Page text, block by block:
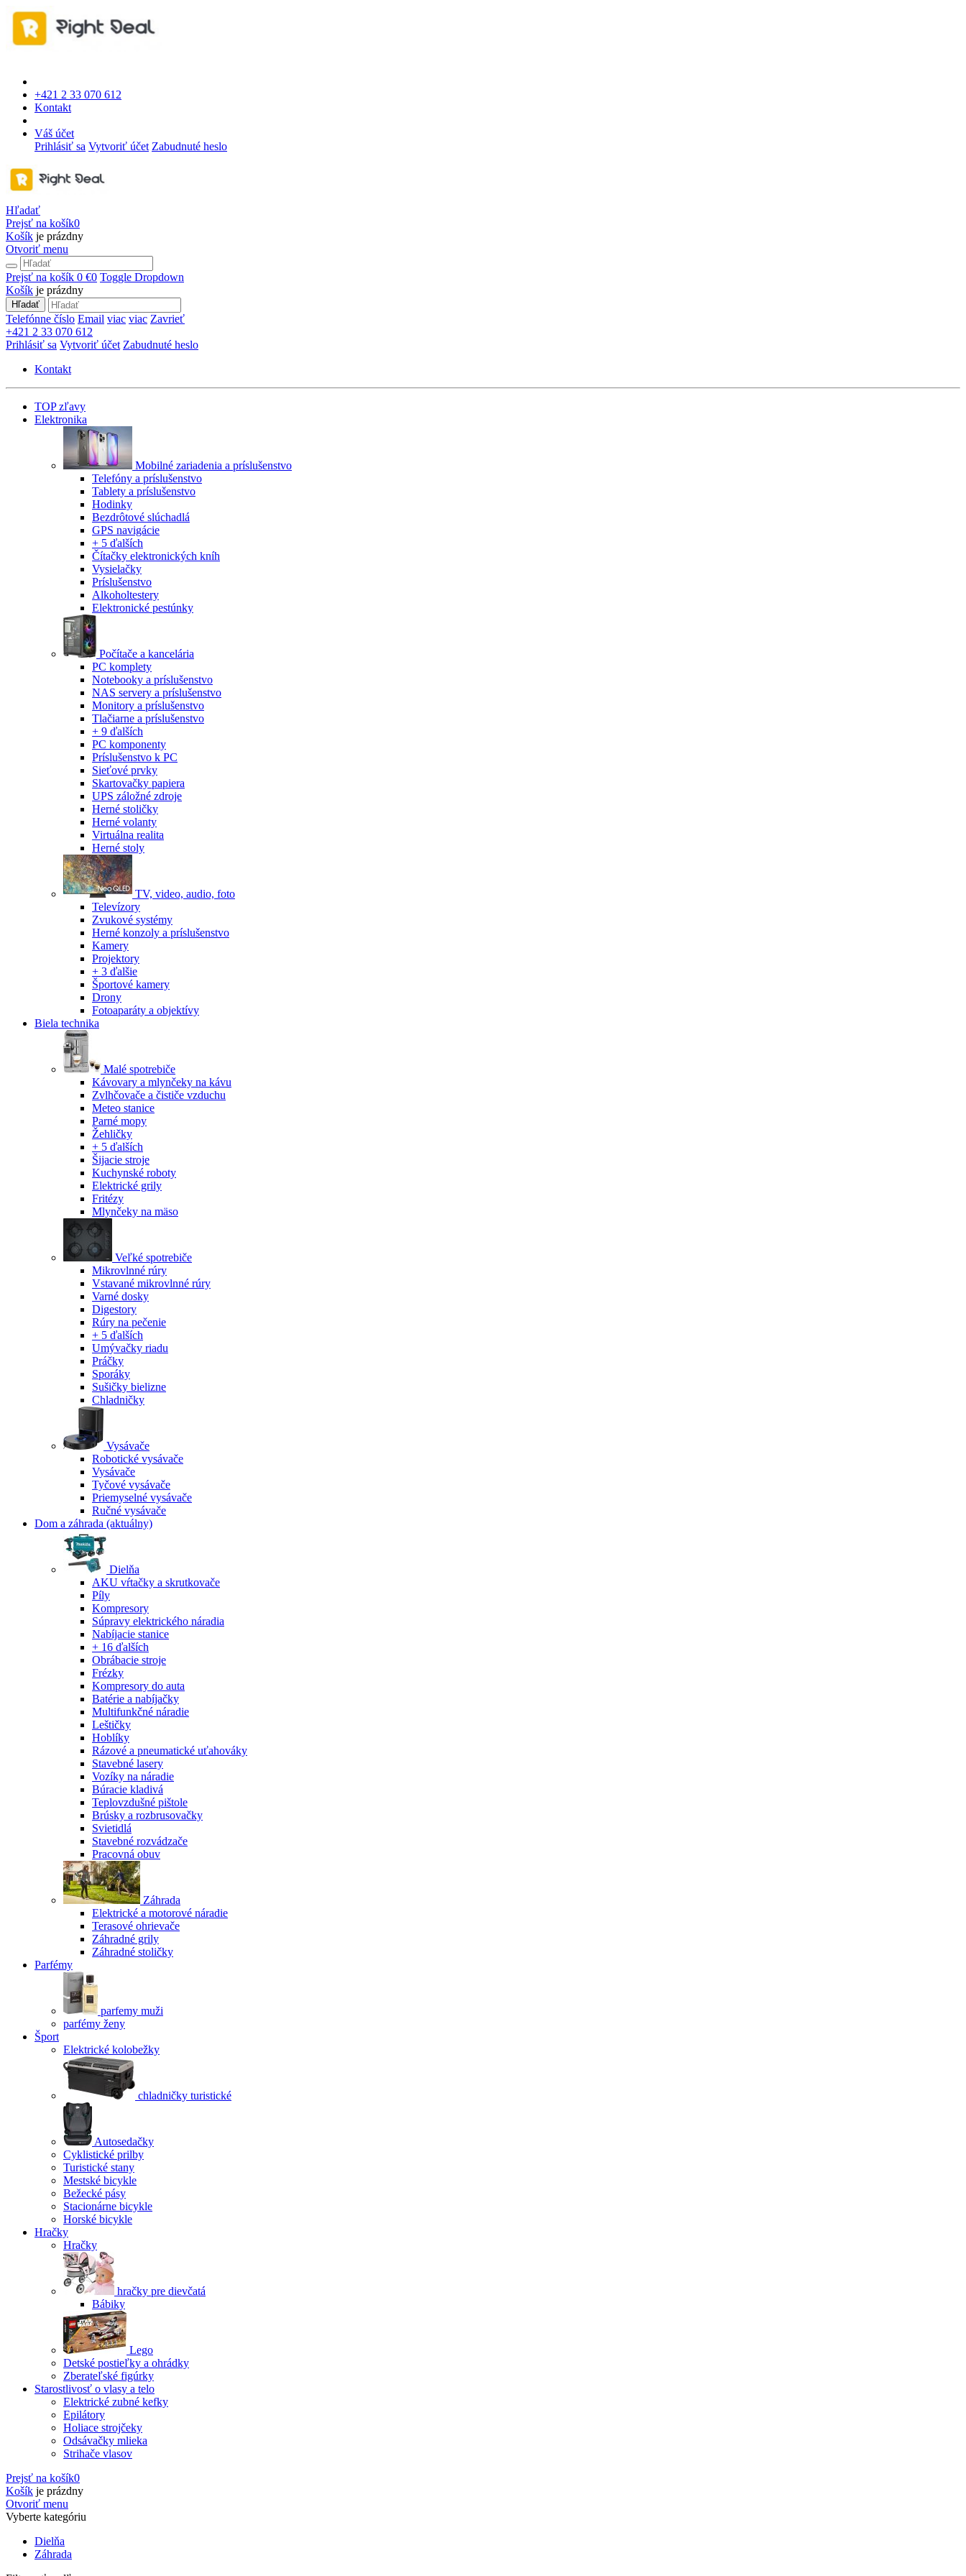
+421 2 33 070 612
Kontakt
Váš účet
Prihlásiť sa Vytvoriť účet Zabudnuté heslo
Hľadať
Prejsť na košík0
Košík je prázdny
Otvoriť menu
Prejsť na košík 0 €0 Toggle Dropdown
Košík je prázdny
Hľadať
Telefónne číslo Email viac viac Zavrieť
+421 2 33 070 612
Prihlásiť sa Vytvoriť účet Zabudnuté heslo
Kontakt
TOP zľavy
Elektronika
Mobilné zariadenia a príslušenstvo
Telefóny a príslušenstvo
Tablety a príslušenstvo
Hodinky
Bezdrôtové slúchadlá
GPS navigácie
+ 5 ďalších
Čítačky elektronických kníh
Vysielačky
Príslušenstvo
Alkoholtestery
Elektronické pestúnky
Počítače a kancelária
PC komplety
Notebooky a príslušenstvo
NAS servery a príslušenstvo
Monitory a príslušenstvo
Tlačiarne a príslušenstvo
+ 9 ďalších
PC komponenty
Príslušenstvo k PC
Sieťové prvky
Skartovačky papiera
UPS záložné zdroje
Herné stoličky
Herné volanty
Virtuálna realita
Herné stoly
TV, video, audio, foto
Televízory
Zvukové systémy
Herné konzoly a príslušenstvo
Kamery
Projektory
+ 3 ďalšie
Športové kamery
Drony
Fotoaparáty a objektívy
Biela technika
Malé spotrebiče
Kávovary a mlynčeky na kávu
Zvlhčovače a čističe vzduchu
Meteo stanice
Parné mopy
Žehličky
+ 5 ďalších
Šijacie stroje
Kuchynské roboty
Elektrické grily
Fritézy
Mlynčeky na mäso
Veľké spotrebiče
Mikrovlnné rúry
Vstavané mikrovlnné rúry
Varné dosky
Digestory
Rúry na pečenie
+ 5 ďalších
Umývačky riadu
Práčky
Sporáky
Sušičky bielizne
Chladničky
Vysávače
Robotické vysávače
Vysávače
Tyčové vysávače
Priemyselné vysávače
Ručné vysávače
Dom a záhrada (aktuálny)
Dielňa
AKU vŕtačky a skrutkovače
Píly
Kompresory
Súpravy elektrického náradia
Nabíjacie stanice
+ 16 ďalších
Obrábacie stroje
Frézky
Kompresory do auta
Batérie a nabíjačky
Multifunkčné náradie
Leštičky
Hoblíky
Rázové a pneumatické uťahováky
Stavebné lasery
Vozíky na náradie
Búracie kladivá
Teplovzdušné pištole
Brúsky a rozbrusovačky
Svietidlá
Stavebné rozvádzače
Pracovná obuv
Záhrada
Elektrické a motorové náradie
Terasové ohrievače
Záhradné grily
Záhradné stoličky
Parfémy
parfemy muži
parfémy ženy
Šport
Elektrické kolobežky
chladničky turistické
Autosedačky
Cyklistické prilby
Turistické stany
Mestské bicykle
Bežecké pásy
Stacionárne bicykle
Horské bicykle
Hračky
Hračky
hračky pre dievčatá
Bábiky
Lego
Detské postieľky a ohrádky
Zberateľské figúrky
Starostlivosť o vlasy a telo
Elektrické zubné kefky
Epilátory
Holiace strojčeky
Odsávačky mlieka
Strihače vlasov
Prejsť na košík0
Košík je prázdny
Otvoriť menu
Vyberte kategóriu
Dielňa
Záhrada